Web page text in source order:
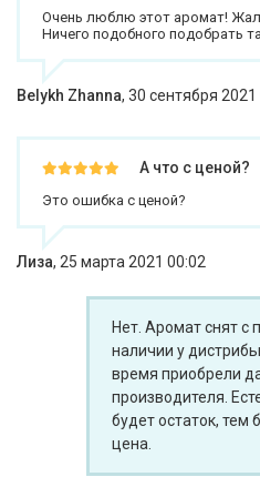
Очень люблю этот аромат!
Ничего подобного подобрать
Belykh Zhanna, 30 сентября 2021
А что с ценой?
Это ошибка с ценой?
Лиза, 25 марта 2021 00:02
Нет. Аромат снят с
наличии у
время приобрели
производителя.
будет остаток,
цена.